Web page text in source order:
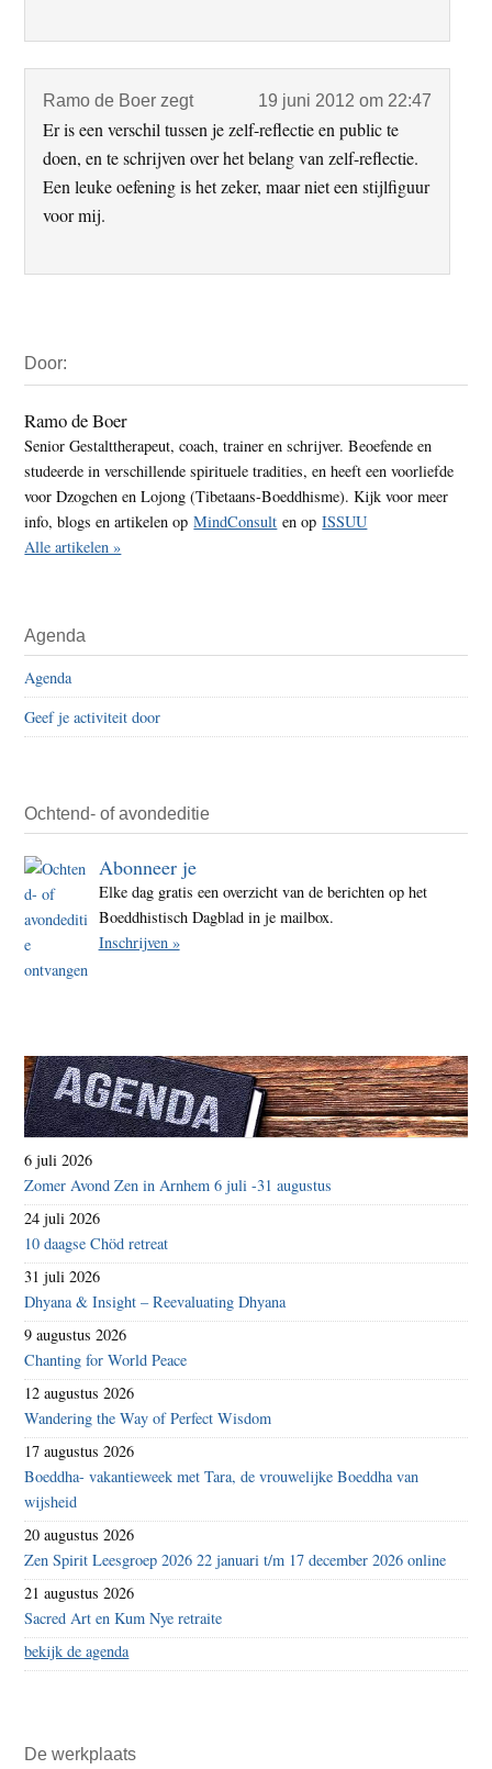
Ramo de Boer zegt 19 juni 2012 om 22:47
Er is een verschil tussen je zelf-reflectie en public te
doen, en te schrijven over het belang van zelf-reflectie.
Een leuke oefening is het zeker, maar niet een stijlfiguur
voor mij.
Sidebar
Door:
Ramo de Boer
Senior Gestalttherapeut, coach, trainer en schrijver. Beoefende en
studeerde in verschillende spirituele tradities, en heeft een voorliefde
voor Dzogchen en Lojong (Tibetaans-Boeddhisme). Kijk voor meer
info, blogs en artikelen opMindConsult en opISSUU
Alle artikelen »
Agenda
Agenda
Geef je activiteit door
Ochtend- of avondeditie
Abonneer je
Elke dag gratis een overzicht van de berichten op het
Boeddhistisch Dagblad in je mailbox.
Inschrijven »
6 juli 2026
Zomer Avond Zen in Arnhem 6 juli -31 augustus
24 juli 2026
10 daagse Chöd retreat
31 juli 2026
Dhyana & Insight – Reevaluating Dhyana
9 augustus 2026
Chanting for World Peace
12 augustus 2026
Wandering the Way of Perfect Wisdom
17 augustus 2026
Boeddha- vakantieweek met Tara, de vrouwelijke Boeddha van
wijsheid
20 augustus 2026
Zen Spirit Leesgroep 2026 22 januari t/m 17 december 2026 online
21 augustus 2026
Sacred Art en Kum Nye retraite
bekijk de agenda
De werkplaats